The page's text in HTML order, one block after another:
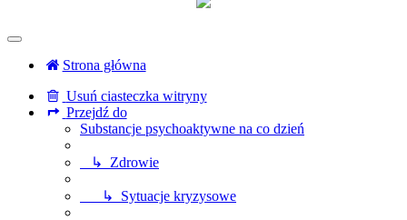
Strona główna
Usuń ciasteczka witryny
Przejdź do
Substancje psychoaktywne na co dzień
↳ Zdrowie
↳ Sytuacje kryzysowe